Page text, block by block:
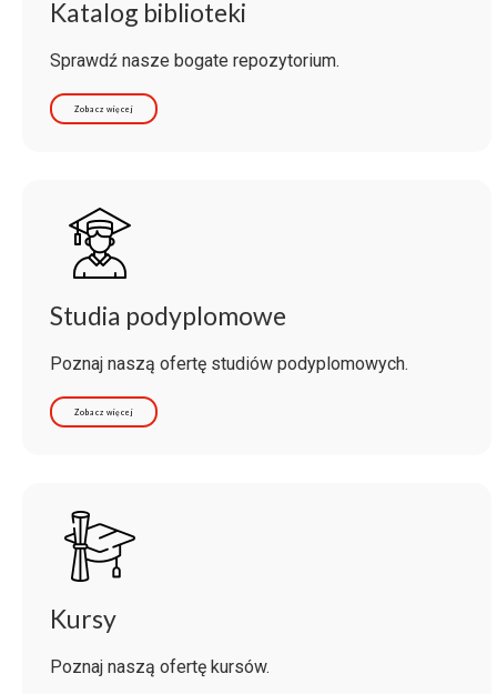
Katalog biblioteki
Sprawdź nasze bogate repozytorium.
Zobacz więcej
Studia podyplomowe
Poznaj naszą ofertę studiów podyplomowych.
Zobacz więcej
Kursy
Poznaj naszą ofertę kursów.